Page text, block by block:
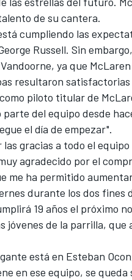
de su cantera.
cumpliendo las
Russell. Sin
Vandoorne, ya que
resultaron
piloto titular de
parte del equipo desde
el día de empezar".
las gracias a todo el
agradecido por el
me ha permitido
durante los dos fines
19 años el próximo
jóvenes de la parrilla,
está en Esteban Ocon
en ese equipo, se queda